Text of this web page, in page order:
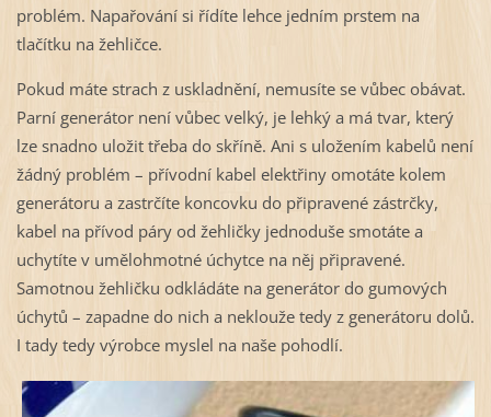
problém. Napařování si řídíte lehce jedním prstem na
tlačítku na žehličce.
Pokud máte strach z uskladnění, nemusíte se vůbec obávat.
Parní generátor není vůbec velký, je lehký a má tvar, který
lze snadno uložit třeba do skříně. Ani s uložením kabelů není
žádný problém – přívodní kabel elektřiny omotáte kolem
generátoru a zastrčíte koncovku do připravené zástrčky,
kabel na přívod páry od žehličky jednoduše smotáte a
uchytíte v umělohmotné úchytce na něj připravené.
Samotnou žehličku odkládáte na generátor do gumových
úchytů – zapadne do nich a neklouže tedy z generátoru dolů.
I tady tedy výrobce myslel na naše pohodlí.